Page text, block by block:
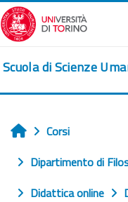
Vai al contenuto principale
Scuola di Scienze
Home
Corsi
Dipartimento di
Didattica online